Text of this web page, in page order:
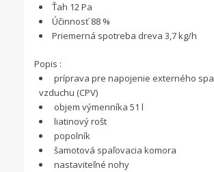
Ťah 12 Pa
Účinnosť 88 %
Priemerná spotreba dreva 3,7 kg/h
Popis :
príprava pre napojenie externého
vzduchu (CPV)
objem výmenníka 51 l
liatinový rošt
popolník
šamotová spaľovacia komora
nastaviteľné nohy